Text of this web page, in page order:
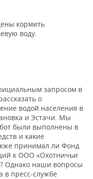
кормить
воду.
запросом в
о
водой населения в
и Эстачи. Мы
были выполнены в
и какие
принимал ли Фонд
к ООО «Охотничьи
Однако наши вопросы
в пресс-службе